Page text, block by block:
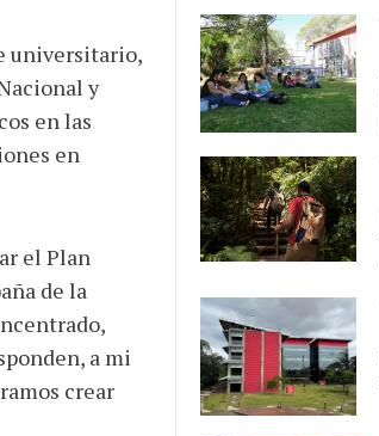
universitario,
y
en las
en
el Plan
de la
a mi
crear